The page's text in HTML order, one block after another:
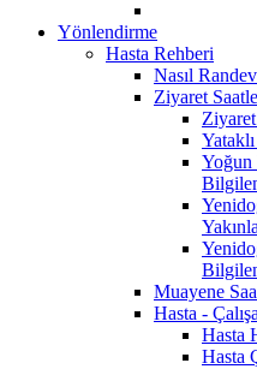
Yönlendirme
Hasta Rehberi
Nasıl
Ziyaret
Yoğun
Muayene
Hasta -
Hasta
Hasta